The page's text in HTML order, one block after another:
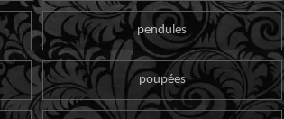
pendules
poupées